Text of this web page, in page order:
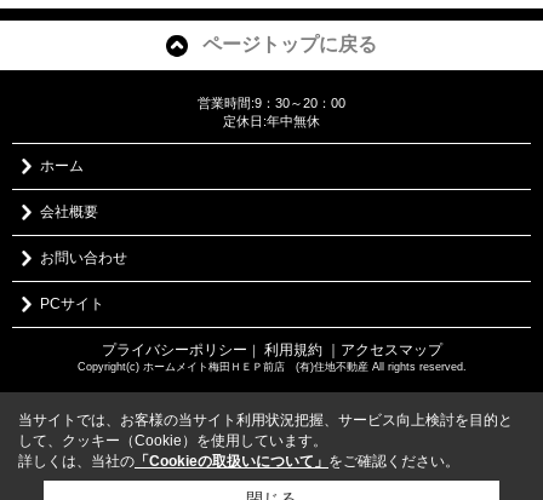
ページトップに戻る
営業時間:9：30～20：00
定休日:年中無休
ホーム
会社概要
お問い合わせ
PCサイト
プライバシーポリシー ｜ 利用規約 ｜アクセスマップ
Copyright(c) ホームメイト梅田ＨＥＰ前店 (有)住地不動産 All rights reserved.
当サイトでは、お客様の当サイト利用状況把握、サービス向上検討を目的と
して、クッキー（Cookie）を使用しています。
詳しくは、当社の 「Cookieの取扱いについて」 をご確認ください。